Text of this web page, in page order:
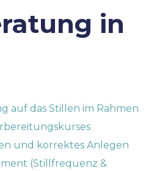
in
auf das Stillen im Rahmen
und korrektes Anlegen
(Stillfrequenz &